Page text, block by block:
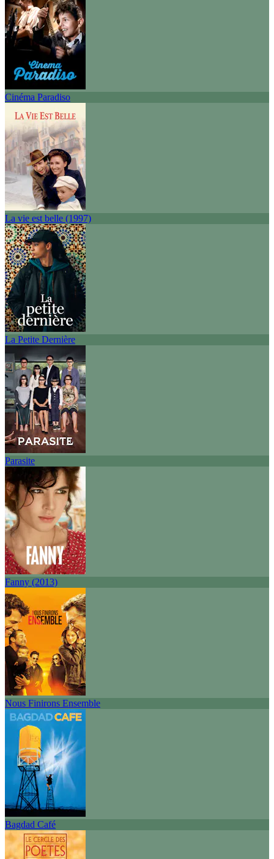
Cinéma Paradiso
La vie est belle (1997)
La Petite Dernière
Parasite
Fanny (2013)
Nous Finirons Ensemble
Bagdad Café